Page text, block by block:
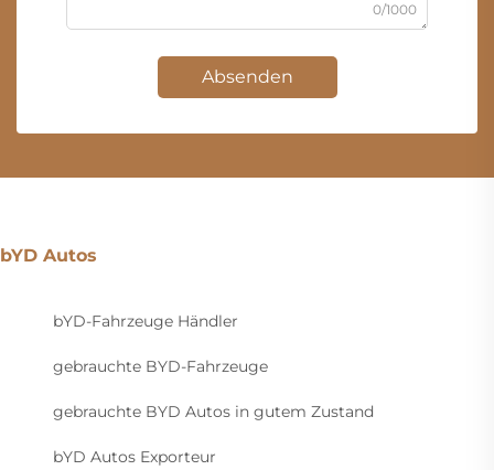
0/1000
Absenden
bYD Autos
bYD-Fahrzeuge Händler
gebrauchte BYD-Fahrzeuge
gebrauchte BYD Autos in gutem Zustand
bYD Autos Exporteur